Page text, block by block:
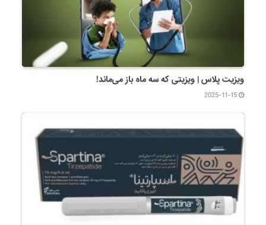
ویزیت پلاس | ویزیتی که سه ماه باز می‌ماند!
2025-11-15